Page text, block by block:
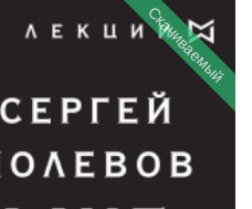
Скачиваемый